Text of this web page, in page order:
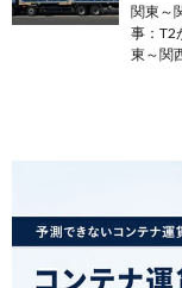
関東～
事：T2
東～関